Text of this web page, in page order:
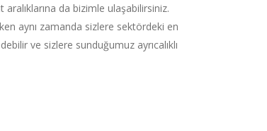
da bizimle ulaşabilirsiniz.
aynı zamanda sizlere sektördeki en
ve sizlere sunduğumuz ayrıcalıklı